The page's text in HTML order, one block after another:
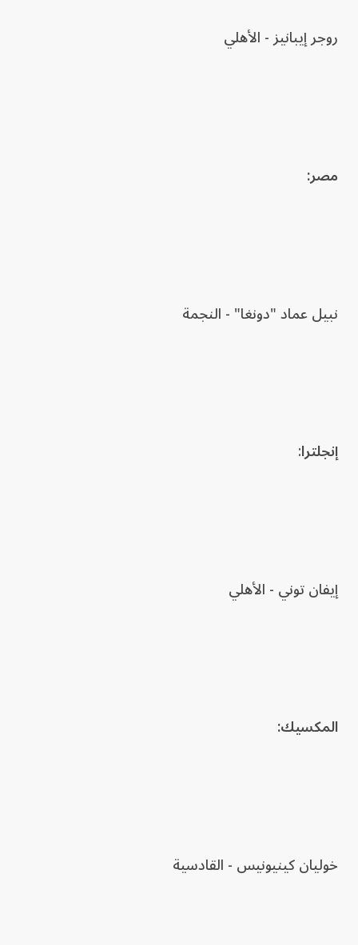
روجر إيبانيز - الأهلي
مصر:
نبيل عماد "دونغا" - النجمة
إنجلترا:
إيفان توني - الأهلي
المكسيك:
خوليان كينيونيس - القادسية